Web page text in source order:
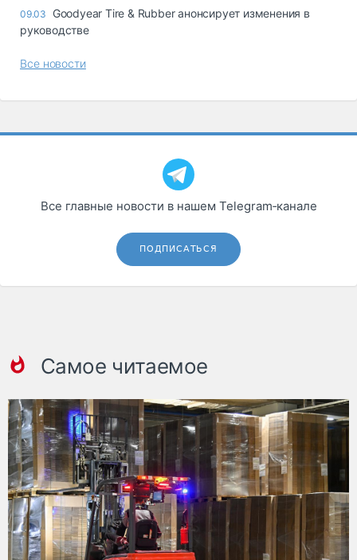
09.03
Goodyear Tire & Rubber анонсирует изменения в
руководстве
Все новости
Все главные новости в нашем Telegram‑канале
ПОДПИСАТЬСЯ
Самое читаемое